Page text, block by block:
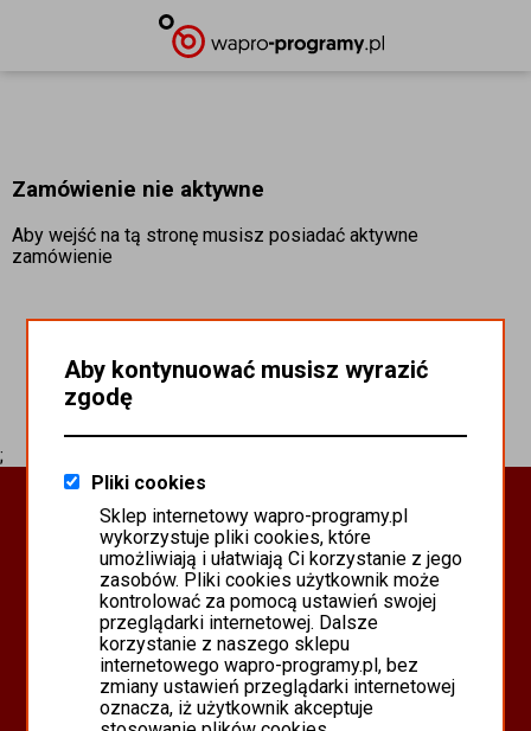
Zamówienie nie aktywne
Aby wejść na tą stronę musisz posiadać aktywne
zamówienie
;
Oprogramowanie Biznesowe
PROGRAMY WAPRO ERP
PROGRAMY MISTRAL
SYSTEM SCANMAG
Oferta
Programy Asseco WAPRO
Odnowienia 365 i aktualizacje
Aby kontynuować musisz wyrazić
zgodę
Pliki cookies
Sklep internetowy wapro-programy.pl
wykorzystuje pliki cookies, które
umożliwiają i ułatwiają Ci korzystanie z jego
zasobów. Pliki cookies użytkownik może
kontrolować za pomocą ustawień swojej
przeglądarki internetowej. Dalsze
korzystanie z naszego sklepu
internetowego wapro-programy.pl, bez
zmiany ustawień przeglądarki internetowej
oznacza, iż użytkownik akceptuje